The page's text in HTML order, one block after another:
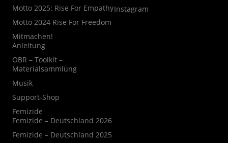
Motto 2025: Rise For Empathy
Motto 2024 Rise For Freedom
Mitmachen!
Anleitung
OBR – Toolkit –
Materialsammlung
Musik
Support-Shop
Femizide
Femizide – Deutschland 2026
Femizide – Deutschland 2025
Instagram